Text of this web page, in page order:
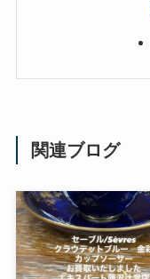
関連ブログ